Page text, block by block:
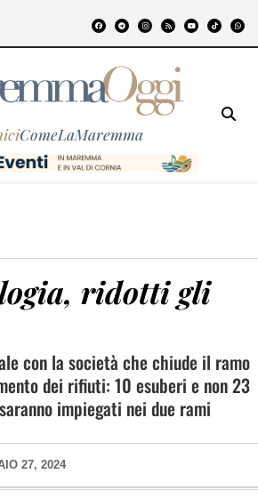
ComeLaMaremma
ridotti gli
con la società che chiude il ramo
dei rifiuti: 10 esuberi e non 23
impiegati nei due rami
27, 2024